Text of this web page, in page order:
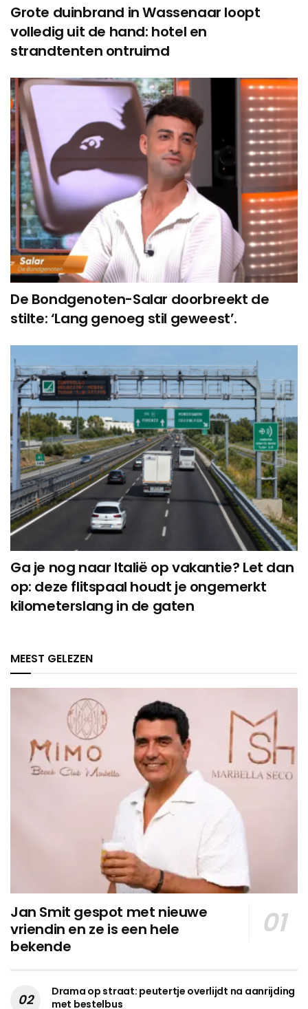
Grote duinbrand in Wassenaar loopt
volledig uit de hand: hotel en
strandtenten ontruimd
De Bondgenoten-Salar doorbreekt de
stilte: ‘Lang genoeg stil geweest’.
Ga je nog naar Italië op vakantie? Let dan
op: deze flitspaal houdt je ongemerkt
kilometerslang in de gaten
MEEST GELEZEN
Jan Smit gespot met nieuwe
vriendin en ze is een hele
bekende
Drama op straat: peutertje overlijdt na aanrijding
met bestelbus